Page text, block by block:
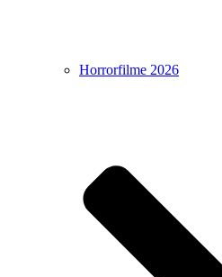
Horrorfilme 2026